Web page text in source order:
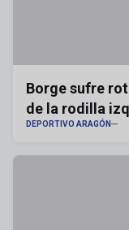
Borge sufre
de la rodilla
DEPORTIVO ARAGÓN